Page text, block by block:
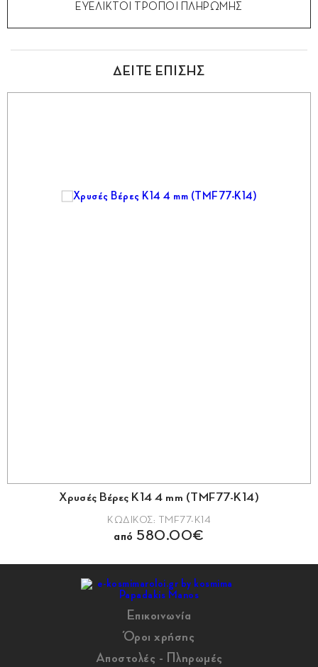
ΕΥΕΛΙΚΤΟΙ ΤΡΟΠΟΙ ΠΛΗΡΩΜΗΣ
ΔΕΙΤΕ ΕΠΙΣΗΣ
Χρυσές Βέρες Κ14 4 mm (TMF77-K14)
ΚΩΔΙΚΟΣ: TMF77-K14
από 580.00€
Επικοινωνία
Όροι χρήσης
Αποστολές - Πληρωμές